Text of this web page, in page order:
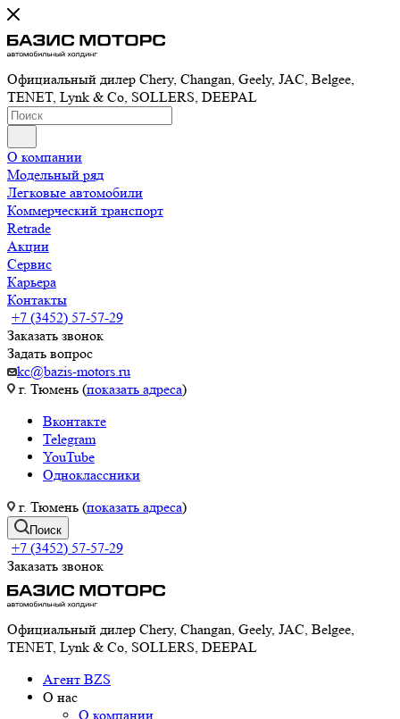
Официальный дилер Chery, Changan, Geely, JAC, Belgee,
TENET, Lynk & Co, SOLLERS, DEEPAL
О компании
Модельный ряд
Легковые автомобили
Коммерческий транспорт
Retrade
Акции
Сервис
Карьера
Контакты
+7 (3452) 57-57-29
Заказать звонок
Задать вопрос
kc@bazis-motors.ru
г. Тюмень (показать адреса)
Вконтакте
Telegram
YouTube
Одноклассники
г. Тюмень (показать адреса)
Поиск
+7 (3452) 57-57-29
Заказать звонок
Официальный дилер Chery, Changan, Geely, JAC, Belgee,
TENET, Lynk & Co, SOLLERS, DEEPAL
Агент BZS
О нас
О компании